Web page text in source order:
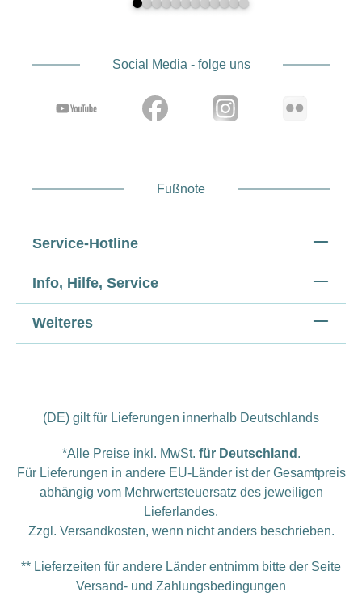
Social Media - folge uns
Fußnote
Service-Hotline
Info, Hilfe, Service
Weiteres
(DE) gilt für Lieferungen innerhalb Deutschlands
*Alle Preise inkl. MwSt. für Deutschland .
Für Lieferungen in andere EU-Länder ist der Gesamtpreis
abhängig vom Mehrwertsteuersatz des jeweiligen
Lieferlandes.
Zzgl. Versandkosten, wenn nicht anders beschrieben.
** Lieferzeiten für andere Länder entnimm bitte der Seite
Versand- und Zahlungsbedingungen